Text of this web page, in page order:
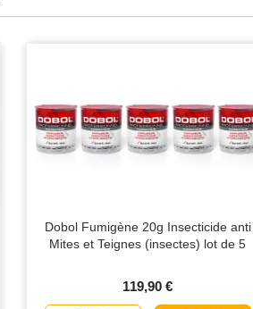
Dobol Fumigène 20g Insecticide anti
Mites et Teignes (insectes) lot de 5
119,90 €